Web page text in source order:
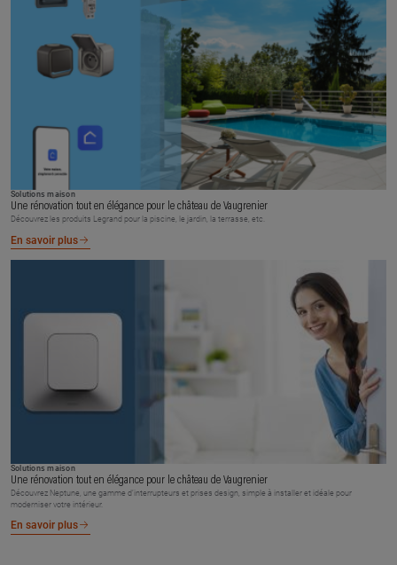
Solutions maison
Une rénovation tout en élégance pour le château de Vaugrenier
Découvrez les produits Legrand pour la piscine, le jardin, la terrasse, etc.
En savoir plus
Solutions maison
Une rénovation tout en élégance pour le château de Vaugrenier
Découvrez Neptune, une gamme d’interrupteurs et prises design, simple à installer et idéale pour
moderniser votre intérieur.
En savoir plus